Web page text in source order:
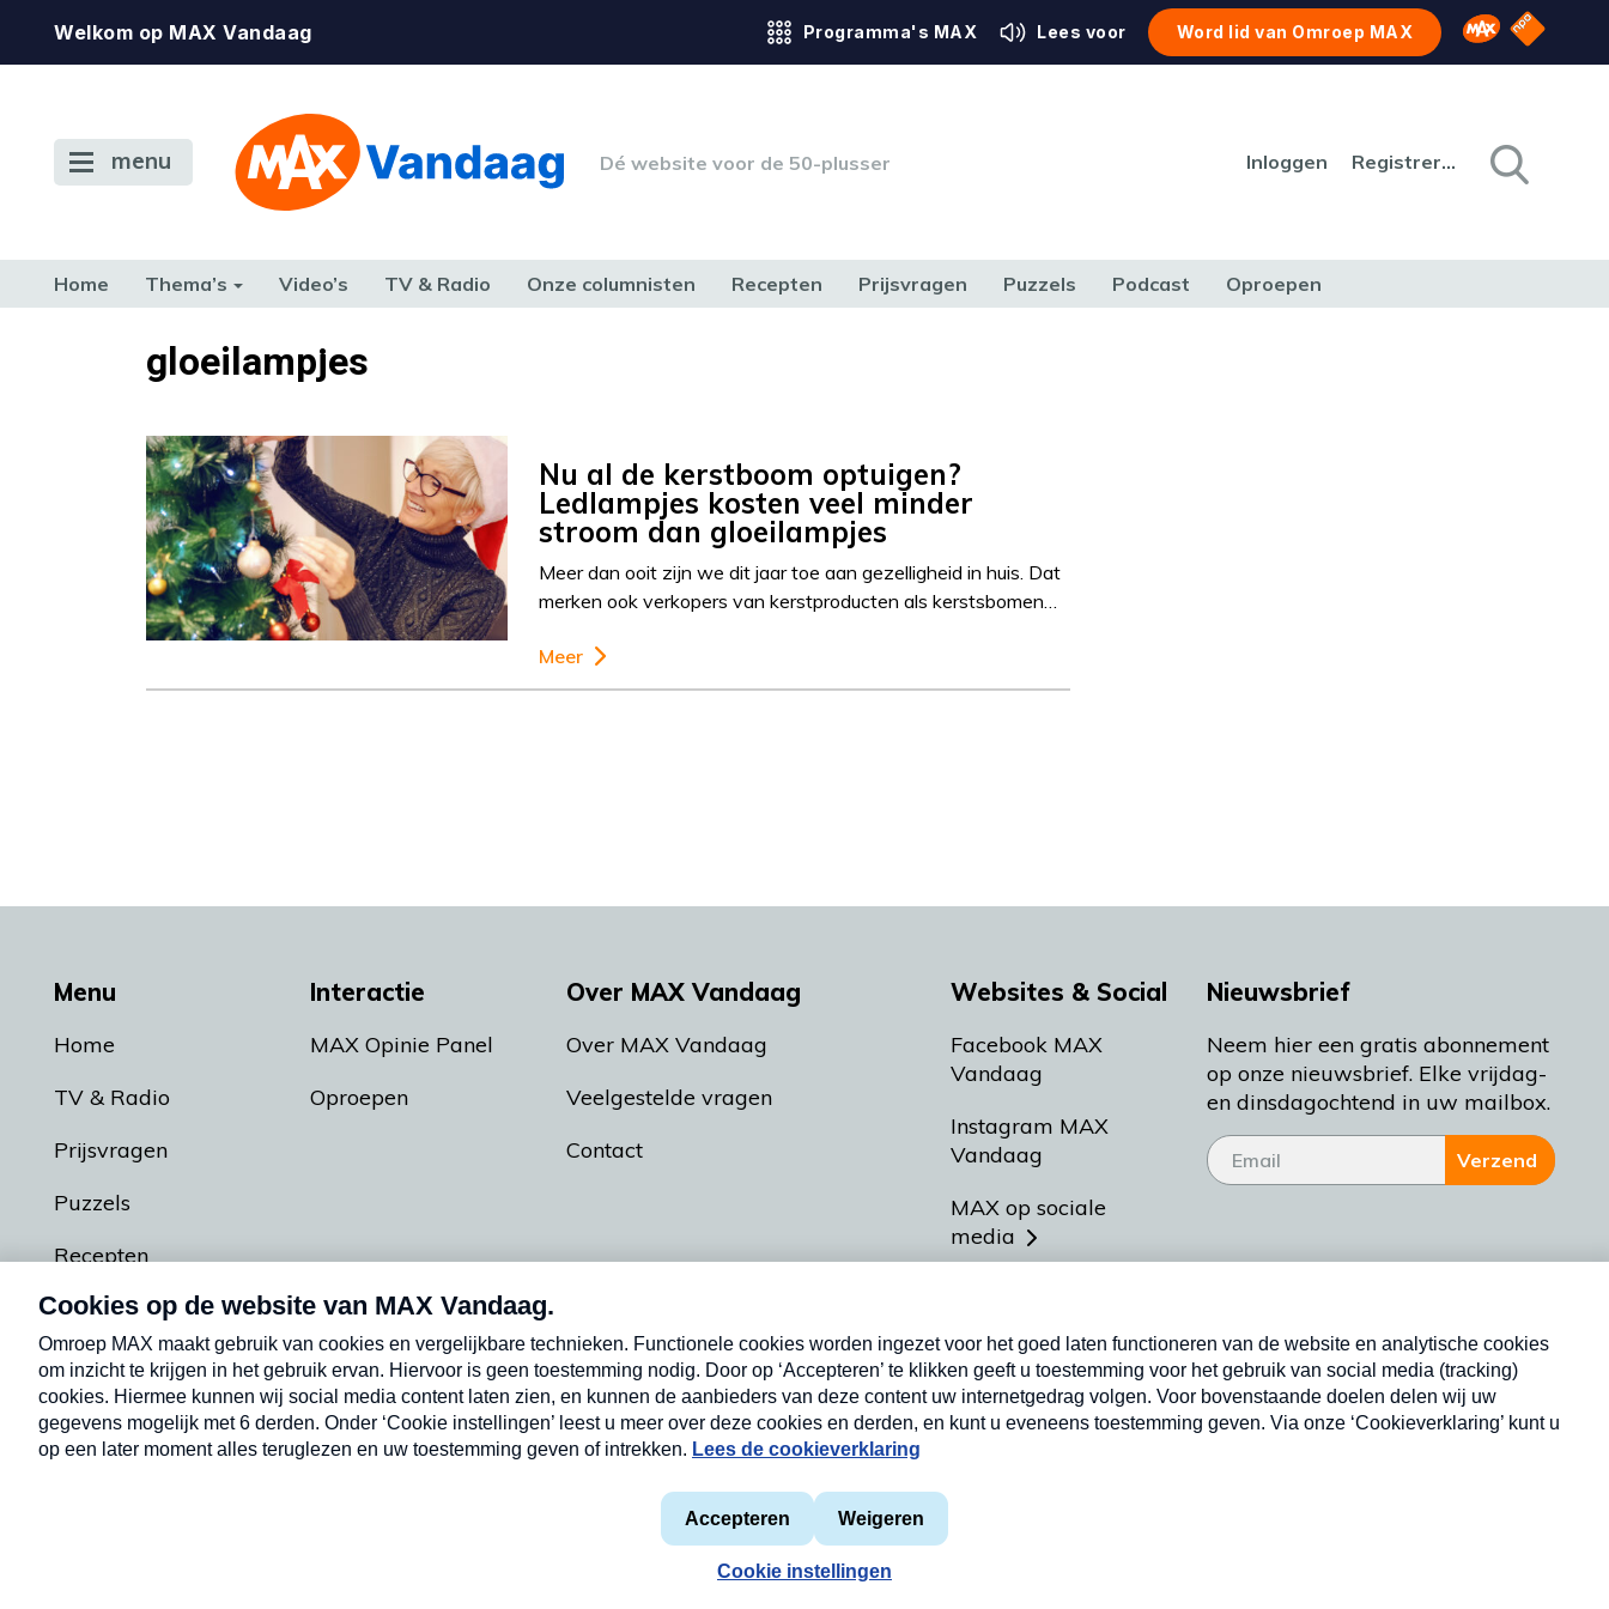
Welkom op MAX Vandaag Programma's MAX Lees voor Word lid van Omroep MAX Omroep MAX
NPO
menu Dé website voor de 50-plusser Inloggen Registreren
Home Thema’s Video’s TV & Radio Onze columnisten Recepten Prijsvragen Puzzels Podcast Oproepen
TERUG NAAR TOENgloeilampjes
Nu al de kerstboom optuigen?
Ledlampjes kosten veel minder
stroom dan gloeilampjes
Meer dan ooit zijn we dit jaar toe aan gezelligheid in huis. Dat
merken ook verkopers van kerstproducten als kerstsbomen…
Meer
Menu
Home
TV & Radio
Prijsvragen
Puzzels
Recepten
Podcasts
Interactie
MAX Opinie Panel
Oproepen
Over MAX Vandaag
Over MAX Vandaag
Veelgestelde vragen
Contact
Websites & Social
Facebook MAX
Vandaag
Instagram MAX
Vandaag
MAX op sociale
media
Meldpunt Actueel
Heel Holland Bakt
Nieuwsbrief
Neem hier een gratis abonnement
op onze nieuwsbrief. Elke vrijdag-
en dinsdagochtend in uw mailbox.
Verzend
Privacyverklaring
Cookieverklaring
Nieuwsbrief
Neem hier een gratis abonnement op onze